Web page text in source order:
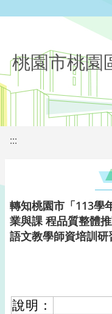
桃園市桃園
:::
轉知桃園市「113學
業與課 程品質整體
語文教學師資培訓
說明：